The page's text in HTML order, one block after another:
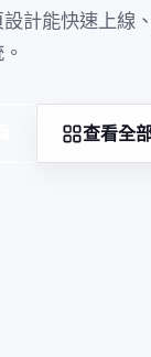
計能快速上線
查看全